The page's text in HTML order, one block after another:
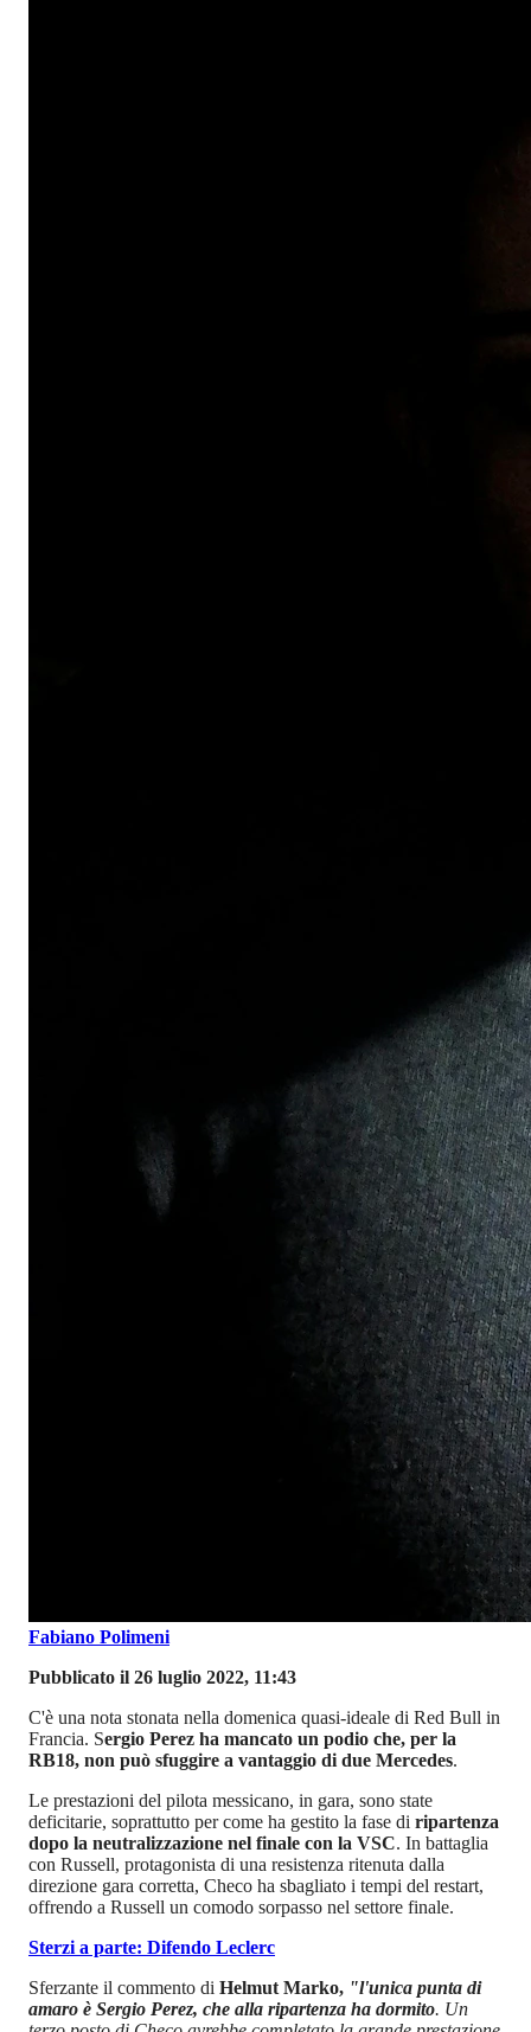
Fabiano Polimeni
Pubblicato il 26 luglio 2022, 11:43
C'è una nota stonata nella domenica quasi-ideale di Red Bull in
Francia. Sergio Perez ha mancato un podio che, per la
RB18, non può sfuggire a vantaggio di due Mercedes.
Le prestazioni del pilota messicano, in gara, sono state
deficitarie, soprattutto per come ha gestito la fase di ripartenza
dopo la neutralizzazione nel finale con la VSC. In battaglia
con Russell, protagonista di una resistenza ritenuta dalla
direzione gara corretta, Checo ha sbagliato i tempi del restart,
offrendo a Russell un comodo sorpasso nel settore finale.
Sterzi a parte: Difendo Leclerc
Sferzante il commento di Helmut Marko, "l'unica punta di
amaro è Sergio Perez, che alla ripartenza ha dormito. Un